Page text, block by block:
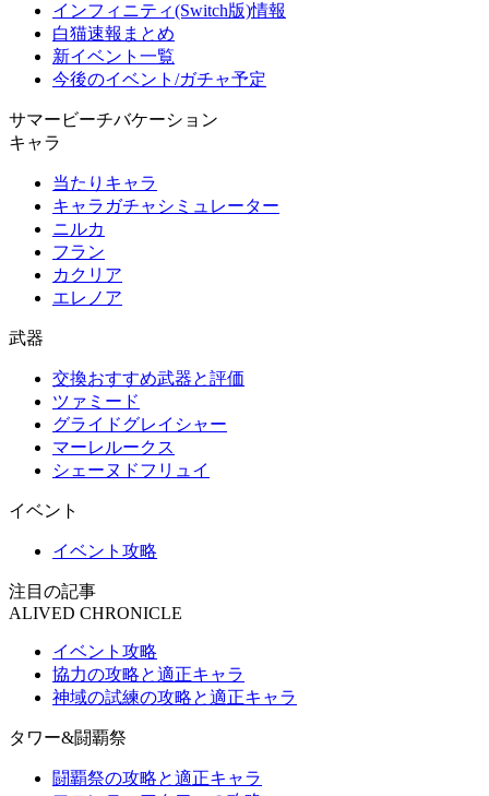
インフィニティ(Switch版)情報
白猫速報まとめ
新イベント一覧
今後のイベント/ガチャ予定
サマービーチバケーション
キャラ
当たりキャラ
キャラガチャシミュレーター
ニルカ
フラン
カクリア
エレノア
武器
交換おすすめ武器と評価
ツァミード
グライドグレイシャー
マーレルークス
シェーヌドフリュイ
イベント
イベント攻略
注目の記事
ALIVED CHRONICLE
イベント攻略
協力の攻略と適正キャラ
神域の試練の攻略と適正キャラ
タワー&闘覇祭
闘覇祭の攻略と適正キャラ